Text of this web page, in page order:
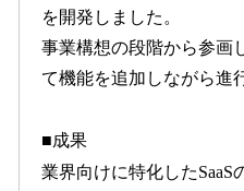
を開発しました。
事業構想の段階から参画
て機能を追加しながら進
■成果
業界向けに特化した